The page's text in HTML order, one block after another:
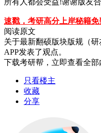
速戳，考研高分上岸秘籍免
阅读原文
关于最新翻硕版块版规（研
APP发表了观点。
下载考研帮，立即查看全部
只看楼主
收藏
分享